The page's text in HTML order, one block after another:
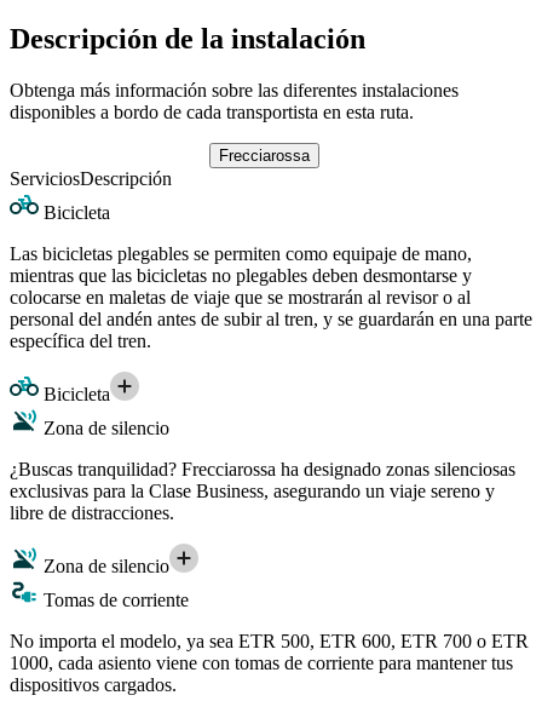
Descripción de la instalación
Obtenga más información sobre las diferentes instalaciones
disponibles a bordo de cada transportista en esta ruta.
Frecciarossa
ServiciosDescripción
Bicicleta
Las bicicletas plegables se permiten como equipaje de mano,
mientras que las bicicletas no plegables deben desmontarse y
colocarse en maletas de viaje que se mostrarán al revisor o al
personal del andén antes de subir al tren, y se guardarán en una parte
específica del tren.
Bicicleta
Zona de silencio
¿Buscas tranquilidad? Frecciarossa ha designado zonas silenciosas
exclusivas para la Clase Business, asegurando un viaje sereno y
libre de distracciones.
Zona de silencio
Tomas de corriente
No importa el modelo, ya sea ETR 500, ETR 600, ETR 700 o ETR
1000, cada asiento viene con tomas de corriente para mantener tus
dispositivos cargados.